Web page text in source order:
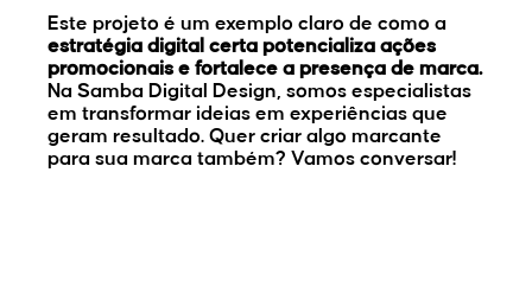
Este projeto é um exemplo claro de como a
estratégia digital certa potencializa ações
promocionais e fortalece a presença de marca.
Na Samba Digital Design, somos especialistas
em transformar ideias em experiências que
geram resultado. Quer criar algo marcante
para sua marca também? Vamos conversar!